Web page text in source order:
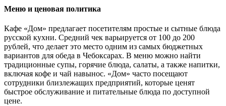
Меню и ценовая политика
Кафе «Дом» предлагает посетителям простые и сытные блюда
русской кухни. Средний чек варьируется от 100 до 200
рублей, что делает это место одним из самых бюджетных
вариантов для обеда в Чебоксарах. В меню можно найти
традиционные супы, горячие блюда, салаты, а также напитки,
включая кофе и чай навынос. «Дом» часто посещают
сотрудники близлежащих предприятий, которые ценят
быстрое обслуживание и питательные блюда по доступной
цене​.